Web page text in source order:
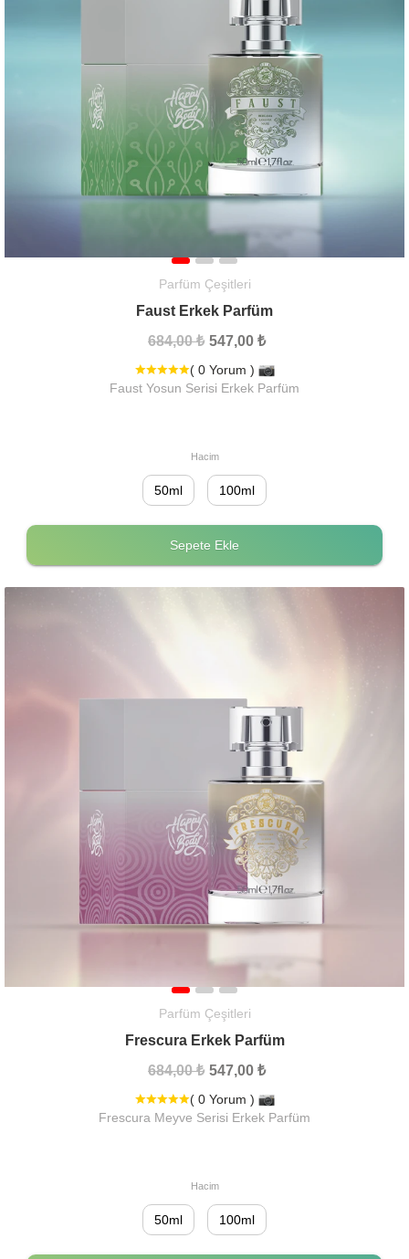
Parfüm Çeşitleri
Faust Erkek Parfüm
684,00 ₺ 547,00 ₺
( 0 Yorum )
Faust Yosun Serisi Erkek Parfüm
Hacim
50ml 100ml
Sepete Ekle
Parfüm Çeşitleri
Frescura Erkek Parfüm
684,00 ₺ 547,00 ₺
( 0 Yorum )
Frescura Meyve Serisi Erkek Parfüm
Hacim
50ml 100ml